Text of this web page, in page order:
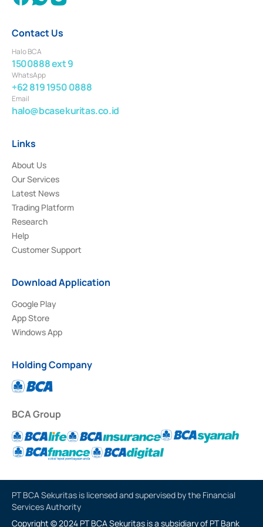
Contact Us
Halo BCA
1500888 ext 9
WhatsApp
+62 819 1950 0888
Email
halo@bcasekuritas.co.id
Links
About Us
Our Services
Latest News
Trading Platform
Research
Help
Customer Support
Download Application
Google Play
App Store
Windows App
Holding Company
BCA Group
PT BCA Sekuritas is licensed and supervised by the Financial
Services Authority
Copyright © 2024 PT BCA Sekuritas is a subsidiary of PT Bank